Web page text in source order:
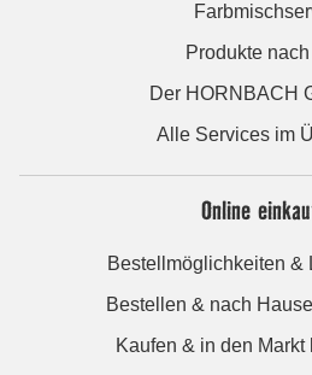
Produkte
Der HORNBACH
Alle Services im
Online
Bestellmöglichkeiten &
Bestellen & nach
Kaufen & in den Markt